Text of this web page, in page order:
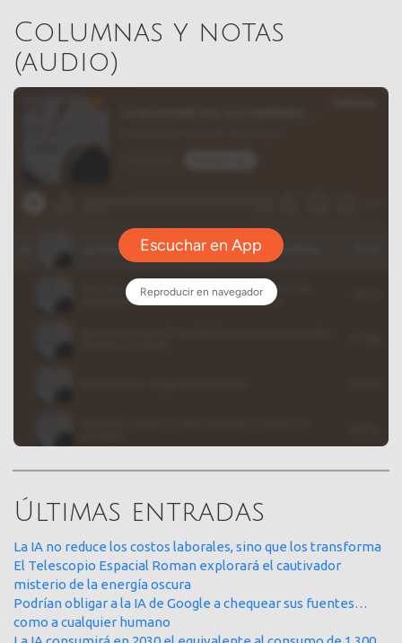
Columnas y notas
(audio)
Últimas entradas
La IA no reduce los costos laborales, sino que los transforma
El Telescopio Espacial Roman explorará el cautivador
misterio de la energía oscura
Podrían obligar a la IA de Google a chequear sus fuentes…
como a cualquier humano